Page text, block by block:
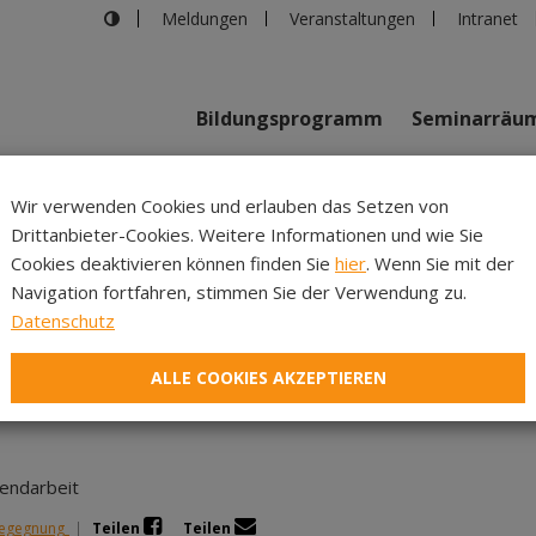
Meldungen Veranstaltungen Intranet
Bildungsprogramm
in Innsbruck Demokratie und Partizipation in der
in der
- FORUM 2024
| Teilen Teilen
Wir verwenden Cookies und erlauben das Setzen von
Drittanbieter-Cookies. Weitere Informationen und wie Sie
Cookies deaktivieren können finden Sie hier. Wenn Sie mit der
Navigation fortfahren, stimmen Sie der Verwendung zu.
Datenschutz
ALLE COOKIES AKZEPTIEREN